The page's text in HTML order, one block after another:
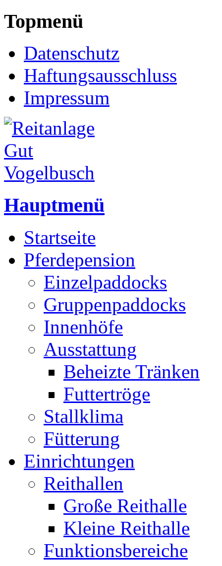
Topmenü
Datenschutz
Haftungsausschluss
Impressum
Hauptmenü
Startseite
Pferdepension
Einzelpaddocks
Gruppenpaddocks
Innenhöfe
Ausstattung
Beheizte Tränken
Futtertröge
Stallklima
Fütterung
Einrichtungen
Reithallen
Große Reithalle
Kleine Reithalle
Funktionsbereiche